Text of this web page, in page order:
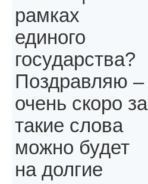
рамках
единого
государства?
Поздравляю –
очень скоро за
такие слова
можно будет
на долгие